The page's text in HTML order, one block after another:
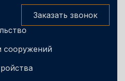
Заказать звонок
сооружений